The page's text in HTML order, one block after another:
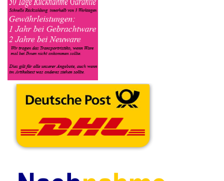
befindet ob es Defekt oder Funktionstüchtig ist und so gut wie
möglich alle Mängel angeben sowie das Zubehör welches
dazugehört. Sobald der DeLonghi Kaffeevollautomat
anzeigen, dort wird Ihnen dann die Lieferadresse mitgeteilt wo
genau der Kaffeevollautomat hin gesendet werden muss. Dort
DHL und die Sendungsnummer ein, so das man Nachvollziehen
kann ob Ihre Artikel auch angekommen ist.
Durch die Verkaufsstrategie von Myeparts erhalten Sie ein
Vielfaches mehr, als wenn Sie den DeLonghi Kaffeevollautomat
eigenhändig komplett verkaufen würden.
Andere Produkte die Ihnen
gefallen könnten